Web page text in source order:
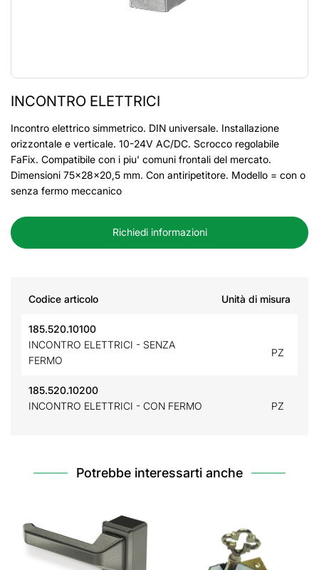
INCONTRO ELETTRICI
Incontro elettrico simmetrico. DIN universale. Installazione
orizzontale e verticale. 10-24V AC/DC. Scrocco regolabile
FaFix. Compatibile con i piu' comuni frontali del mercato.
Dimensioni 75x28x20,5 mm. Con antiripetitore. Modello = con o
senza fermo meccanico
Richiedi informazioni
Codice articolo Unità di misura
185.520.10100
INCONTRO ELETTRICI - SENZA
FERMO
PZ
185.520.10200
INCONTRO ELETTRICI - CON FERMO
PZ
Potrebbe interessarti anche